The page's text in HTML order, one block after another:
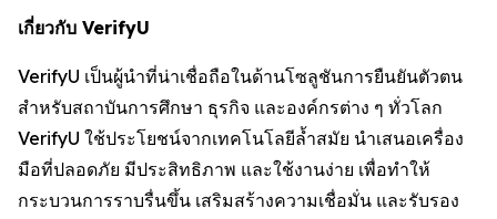
เกี่ยวกับ VerifyU
VerifyU เป็นผู้นำที่น่าเชื่อถือในด้านโซลูชันการยืนยันตัวตน
สำหรับสถาบันการศึกษา ธุรกิจ และองค์กรต่าง ๆ ทั่วโลก
VerifyU ใช้ประโยชน์จากเทคโนโลยีล้ำสมัย นำเสนอเครื่อง
มือที่ปลอดภัย มีประสิทธิภาพ และใช้งานง่าย เพื่อทำให้
กระบวนการราบรื่นขึ้น เสริมสร้างความเชื่อมั่น และรับรอง